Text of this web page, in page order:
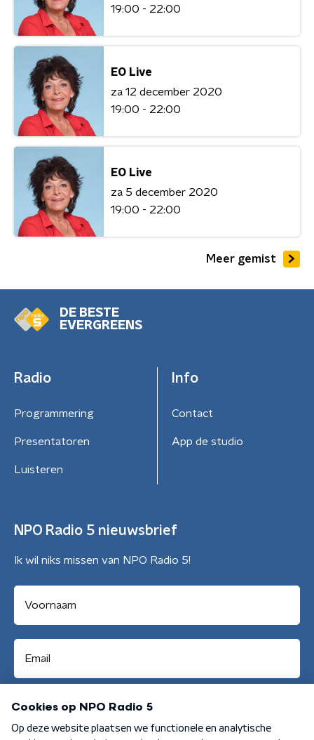
19:00 - 22:00
EO Live
za 12 december 2020
19:00 - 22:00
EO Live
za 5 december 2020
19:00 - 22:00
Meer gemist
DE BESTE
EVERGREENS
Radio
Programmering
Presentatoren
Luisteren
Info
Contact
App de studio
NPO Radio 5 nieuwsbrief
Ik wil niks missen van NPO Radio 5!
Aanmelden